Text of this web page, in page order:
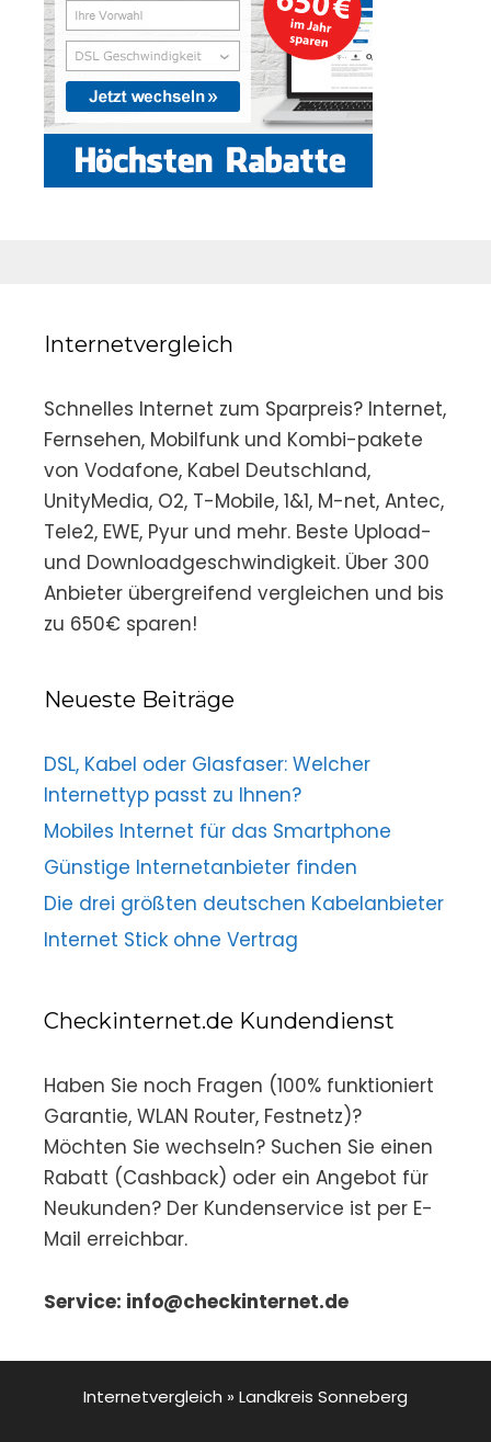
Internetvergleich
Schnelles Internet zum Sparpreis? Internet,
Fernsehen, Mobilfunk und Kombi-pakete
von Vodafone, Kabel Deutschland,
UnityMedia, O2, T-Mobile, 1&1, M-net, Antec,
Tele2, EWE, Pyur und mehr. Beste Upload-
und Downloadgeschwindigkeit. Über 300
Anbieter übergreifend vergleichen und bis
zu 650€ sparen!
Neueste Beiträge
DSL, Kabel oder Glasfaser: Welcher
Internettyp passt zu Ihnen?
Mobiles Internet für das Smartphone
Günstige Internetanbieter finden
Die drei größten deutschen Kabelanbieter
Internet Stick ohne Vertrag
Checkinternet.de Kundendienst
Haben Sie noch Fragen (100% funktioniert
Garantie, WLAN Router, Festnetz)?
Möchten Sie wechseln? Suchen Sie einen
Rabatt (Cashback) oder ein Angebot für
Neukunden? Der Kundenservice ist per E-
Mail erreichbar.
Service: info@checkinternet.de
Internetvergleich » Landkreis Sonneberg